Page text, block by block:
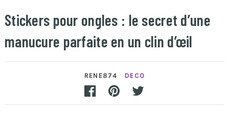
Stickers pour ongles : le secret d’une
manucure parfaite en un clin d’œil
RENE874 DECO